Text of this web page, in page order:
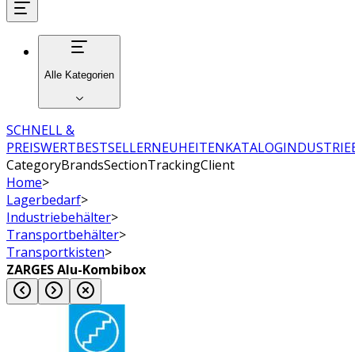
Alle Kategorien
SCHNELL &
PREISWERTBESTSELLERNEUHEITENKATALOG
CategoryBrandsSectionTrackingClient
Home>
Lagerbedarf>
Industriebehälter>
Transportbehälter>
Transportkisten>
ZARGES Alu-Kombibox